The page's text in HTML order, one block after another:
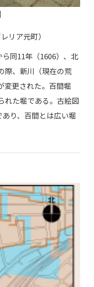
リア元町）
同11年（1606）、北
際、新川（現在の荒
変更された。百間堀
れた堀である。古絵図
り、百間とは広い堀